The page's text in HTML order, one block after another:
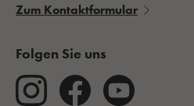
Zum Kontaktformular
Folgen Sie uns